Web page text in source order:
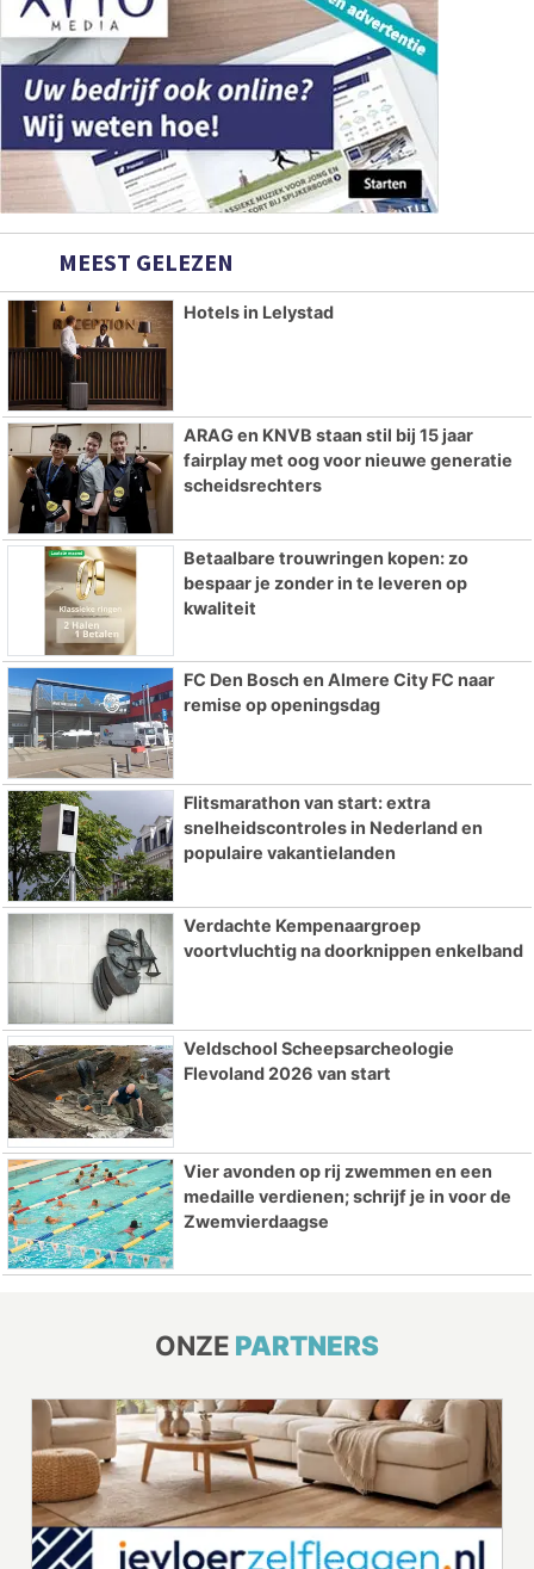
MEEST GELEZEN
Hotels in Lelystad
ARAG en KNVB staan stil bij 15 jaar
fairplay met oog voor nieuwe generatie
scheidsrechters
Betaalbare trouwringen kopen: zo
bespaar je zonder in te leveren op
kwaliteit
FC Den Bosch en Almere City FC naar
remise op openingsdag
Flitsmarathon van start: extra
snelheidscontroles in Nederland en
populaire vakantielanden
Verdachte Kempenaargroep
voortvluchtig na doorknippen enkelband
Veldschool Scheepsarcheologie
Flevoland 2026 van start
Vier avonden op rij zwemmen en een
medaille verdienen; schrijf je in voor de
Zwemvierdaagse
ONZE PARTNERS